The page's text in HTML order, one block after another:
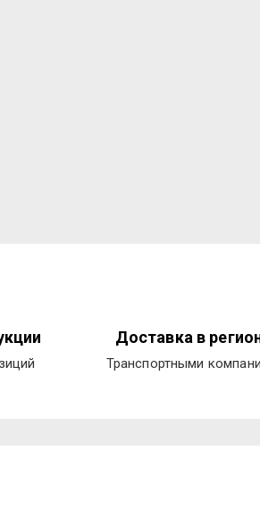
Доставка в
Транспортными